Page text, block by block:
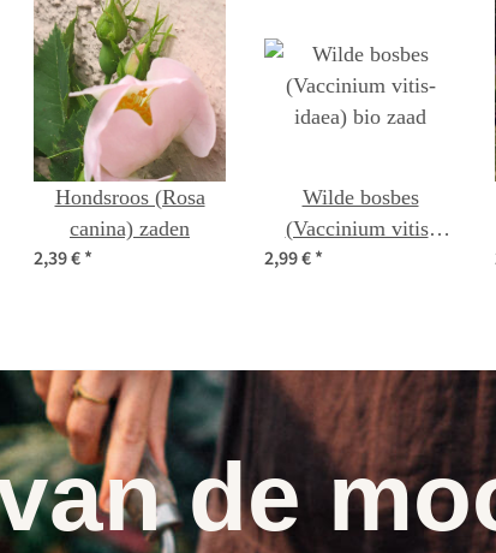
Hondsroos (Rosa
canina) zaden
2,39 €*
Wilde bosbes
(Vaccinium vitis-
idaea) bio zaad
2,99 €*
de